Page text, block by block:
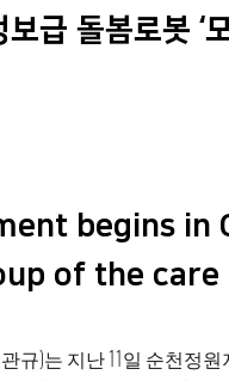
급 돌봄로봇 ‘
begins in
of the care
규)는 지난 11일 순천정